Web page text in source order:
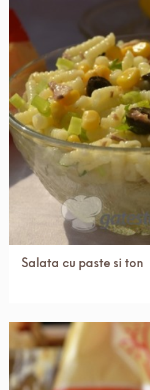
IN 30 MIN. MEDIU
Salata cu paste si ton